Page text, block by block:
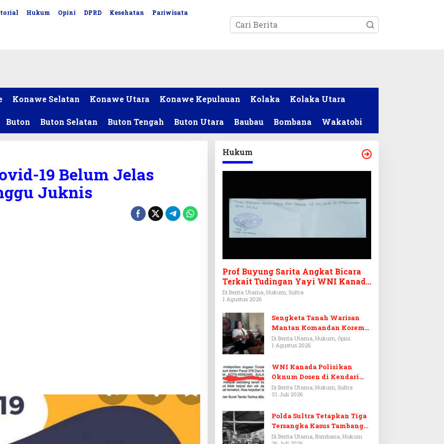
Hukum Opini DPRD Kesehatan Pariwisata
Konawe Selatan Konawe Utara Konawe Kepulauan Kolaka Kolaka Utara
Buton Buton Selatan Buton Tengah Buton Utara Baubau Bombana Wakatobi
19 Belum Jelas
Juknis
Hukum
Prof Buyung Sarita Angkat Bicara
Terkait Tudingan Yayi WNI Kanada
Ditagih Utang Rp3,6 Miliar
Di Berita Utama, Hukum, Sultra
1 Agustus 2026
Sengketa Tanah Warisan
Mantan Komandan Korem
143/HO, Ketika Warisan
Menjadi Arena Pemerasan
Di Berita Utama, Hukum, Opini
1 Agustus 2026
WNI Kanada Polisikan
Oknum Dosen di Kendari
Terkait Aset Puluhan Miliar
Di Berita Utama, Hukum, Sultra
31 Juli 2026
Polda Sultra Tetapkan Tiga
Tersangka Kasus Tambang
Emas Ilegal di Bombana
Di Berita Utama, Bombana, Hukum